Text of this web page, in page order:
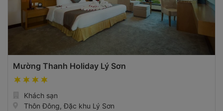
Mường Thanh Holiday Lý Sơn
Khách sạn
Thôn Đông, Đặc khu Lý Sơn